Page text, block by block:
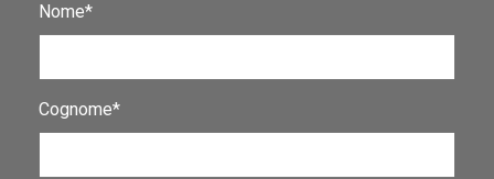
Nome*
Cognome*